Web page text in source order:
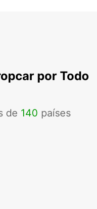
por Todo
de 140 países